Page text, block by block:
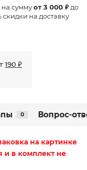
на суммуот 3 000 ₽ до
на доставку
190 ₽
0 Вопрос-
на картинке
и в комплект не